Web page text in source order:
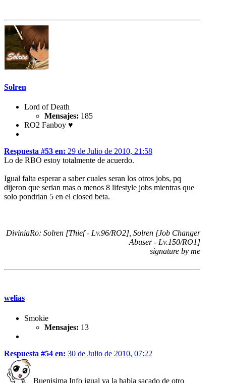
Solren
Lord of Death
Mensajes: 185
RO2 Fanboy ♥
Respuesta #53 en: 29 de Julio de 2010, 21:58
Lo de RBO estoy totalmente de acuerdo.
Igual falta esperar a saber cuales seran los otros jobs, pq
dijeron que serian mas o menos 8 lifestyle jobs mientras que
solo pondrian 5 en el closed beta.
DiviniaRo: Solren [Thief - Lv.96/RO2], Solren [Job Changer
Abuser - Lv.150/RO1]
signature by me
welias
Smokie
Mensajes: 13
Respuesta #54 en: 30 de Julio de 2010, 07:22
Buenisima Info igual ya la habia sacado de otro